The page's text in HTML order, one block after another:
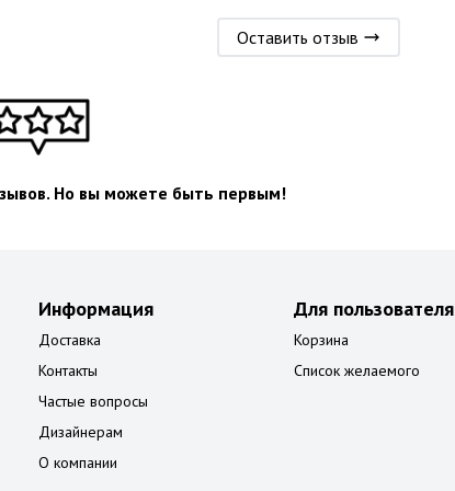
Оставить отзыв
Но вы можете быть первым!
Информация
Доставка
Контакты
Частые вопросы
Дизайнерам
О компании
Для пользователя
Корзина
Список желаемого